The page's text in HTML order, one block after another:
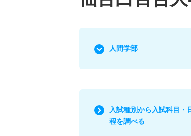
人間学部
入試種別から入試科目・
程を調べる